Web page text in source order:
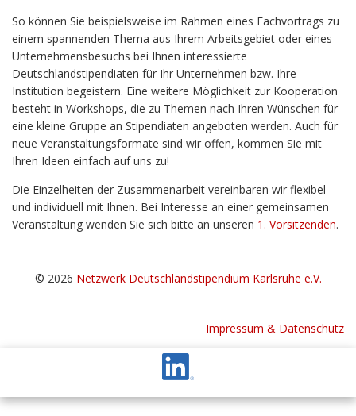
So können Sie beispielsweise im Rahmen eines Fachvortrags zu
einem spannenden Thema aus Ihrem Arbeitsgebiet oder eines
Unternehmensbesuchs bei Ihnen interessierte
Deutschlandstipendiaten für Ihr Unternehmen bzw. Ihre
Institution begeistern. Eine weitere Möglichkeit zur Kooperation
besteht in Workshops, die zu Themen nach Ihren Wünschen für
eine kleine Gruppe an Stipendiaten angeboten werden. Auch für
neue Veranstaltungsformate sind wir offen, kommen Sie mit
Ihren Ideen einfach auf uns zu!
Die Einzelheiten der Zusammenarbeit vereinbaren wir flexibel
und individuell mit Ihnen. Bei Interesse an einer gemeinsamen
Veranstaltung wenden Sie sich bitte an unseren 1. Vorsitzenden.
© 2026 Netzwerk Deutschlandstipendium Karlsruhe e.V.
Impressum & Datenschutz